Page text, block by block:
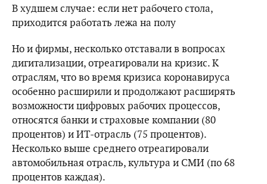
В худшем случае: если нет рабочего стола,
приходится работать лежа на полу
Но и фирмы, несколько отставали в вопросах
дигитализации, отреагировали на кризис. К
отраслям, что во время кризиса коронавируса
особенно расширили и продолжают расширять
возможности цифровых рабочих процессов,
относятся банки и страховые компании (80
процентов) и ИТ-отрасль (75 процентов).
Несколько выше среднего отреагировали
автомобильная отрасль, культура и СМИ (по 68
процентов каждая).